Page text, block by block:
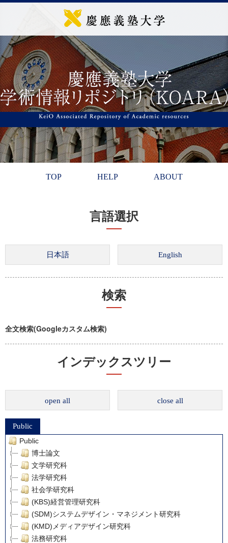
TOP HELP ABOUT
言語選択
検索
全文検索(Googleカスタム検索)
インデックスツリー
open all close all
Public
Public
博士論文
文学研究科
法学研究科
社会学研究科
(KBS)経営管理研究科
(SDM)システムデザイン・マネジメント研究科
(KMD)メディアデザイン研究科
法務研究科